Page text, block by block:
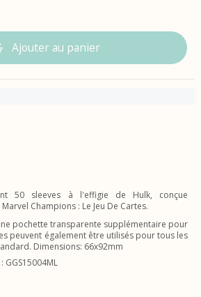
Ajouter au panier
50 sleeves à l'effigie de Hulk, conçue
Champions : Le Jeu De Cartes.
pochette transparente supplémentaire pour
peuvent également être utilisés pour tous les
Dimensions: 66x92mm
GGS15004ML